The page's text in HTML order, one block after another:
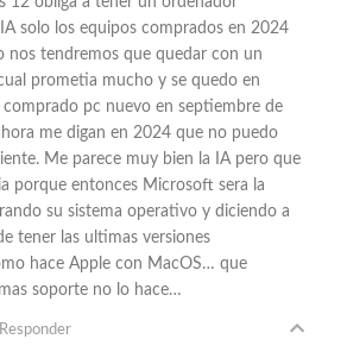
solo los equipos comprados en 2024
nos tendremos que quedar con un
prometia mucho y se quedo en
pc nuevo en septiembre de
me digan en 2024 que no puedo
Me parece muy bien la IA pero que
porque entonces Microsoft sera la
su sistema operativo y diciendo a
tener las ultimas versiones
hace Apple con MacOS… que
soporte no lo hace…
Responder